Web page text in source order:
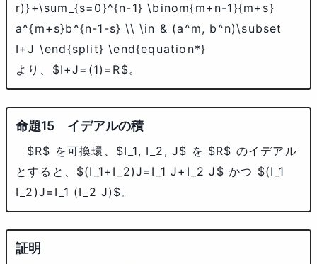
r)}+\sum_{s=0}^{n-1} \binom{m+n-1}{m+s}
a^{m+s}b^{n-1-s} \\ \in & (a^m, b^n)\subset
I+J \end{split} \end{equation*}
より、 $I+J=(1)=R$。
イデアルの積
$R$ を可換環、 $I_1, I_2, J$ を $R$ のイデアル
とすると、 $(I_1+I_2)J=I_1 J+I_2 J$ かつ $(I_1
I_2)J=I_1 (I_2 J)$。